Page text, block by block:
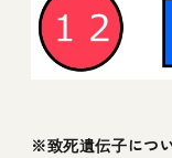
※致死遺伝子につ